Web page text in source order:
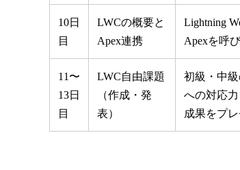
10日
目
LWCの概要と
Apex連携
Lightning
Apexを呼
11〜
13日
目
LWC自由課題
（作成・発
表）
初級・中
への対応
成果をプ